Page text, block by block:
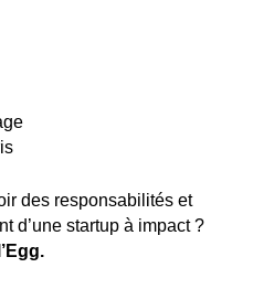
des responsabilités et
d’une startup à impact ?